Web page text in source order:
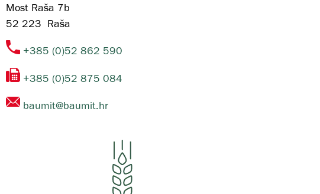
Most Raša 7b
52 223 Raša
+385 (0)52 862 590
+385 (0)52 875 084
baumit@baumit.hr